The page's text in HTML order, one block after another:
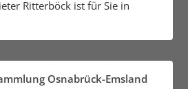
Ritterböck ist für Sie in
Osnabrück-Emsland